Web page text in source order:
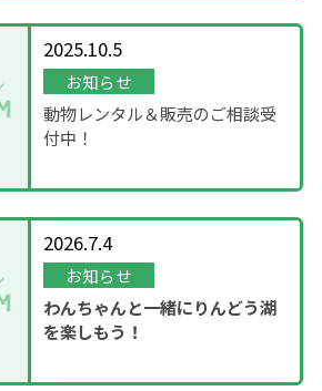
2025.10.5
お知らせ
動物レンタル＆販売のご相談受
付中！
2026.7.4
お知らせ
わんちゃんと一緒にりんどう湖
を楽しもう！